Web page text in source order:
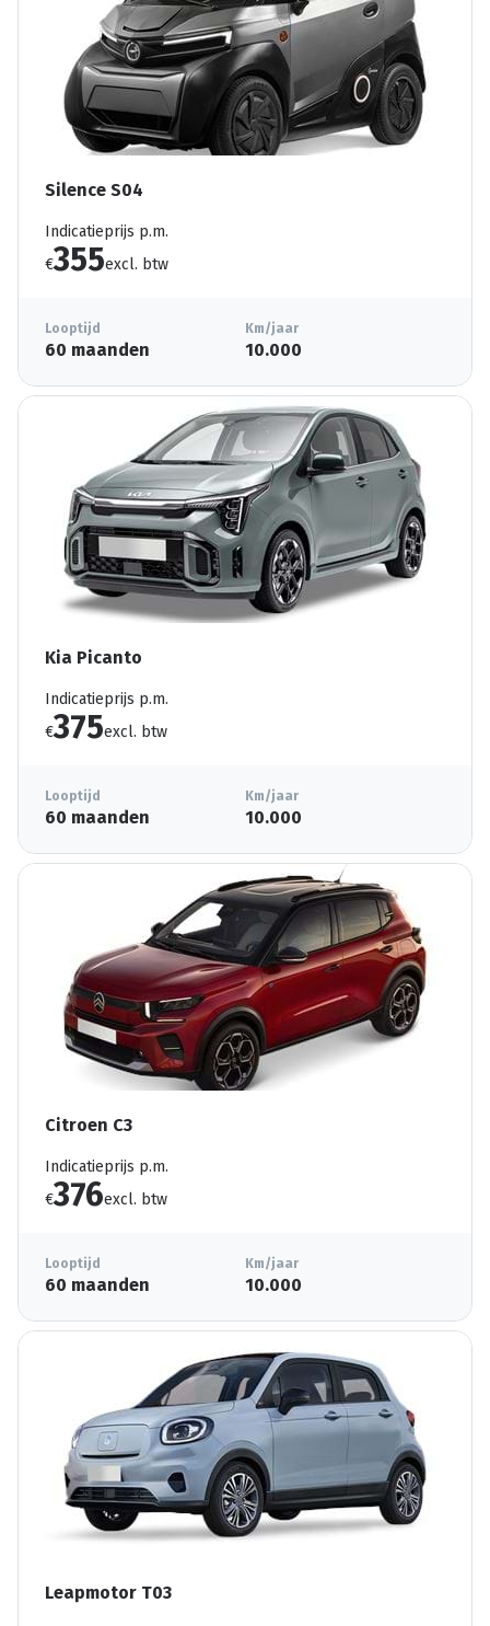
Silence S04
Indicatieprijs p.m.
€355excl. btw
Looptijd
60 maanden
Km/jaar
10.000
Kia Picanto
Indicatieprijs p.m.
€375excl. btw
Looptijd
60 maanden
Km/jaar
10.000
Citroen C3
Indicatieprijs p.m.
€376excl. btw
Looptijd
60 maanden
Km/jaar
10.000
Leapmotor T03